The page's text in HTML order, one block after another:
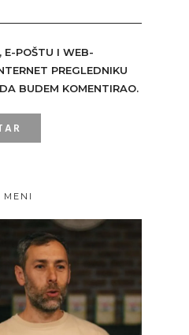
E-POŠTU I WEB-
PREGLEDNIKU
BUDEM KOMENTIRAO.
MENI